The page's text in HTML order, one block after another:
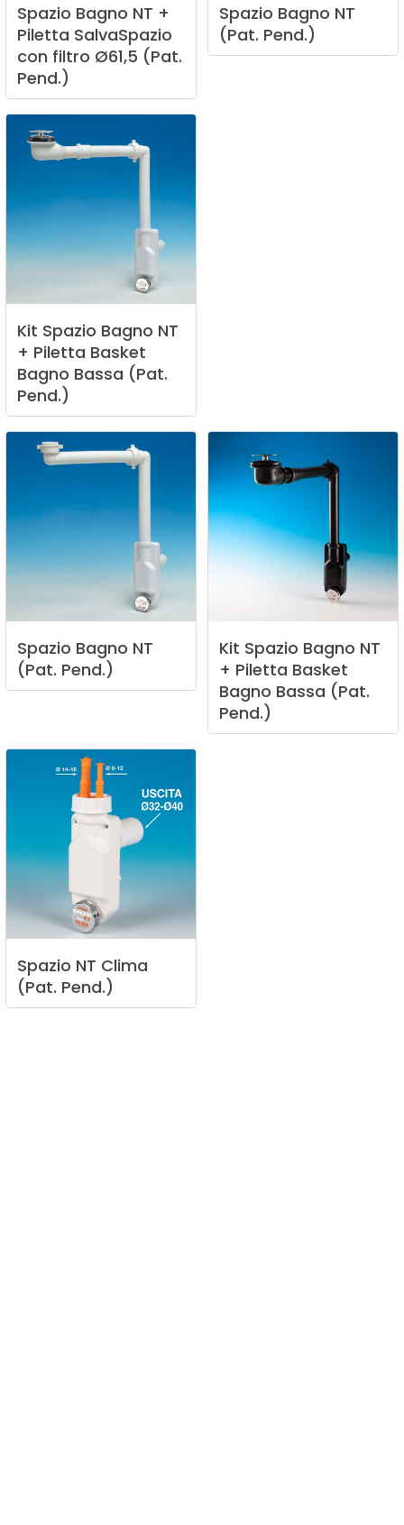
Spazio Bagno NT +
Piletta SalvaSpazio
con filtro Ø61,5 (Pat.
Pend.)
Spazio Bagno NT
(Pat. Pend.)
Kit Spazio Bagno NT
+ Piletta Basket
Bagno Bassa (Pat.
Pend.)
Spazio Bagno NT
(Pat. Pend.)
Kit Spazio Bagno NT
+ Piletta Basket
Bagno Bassa (Pat.
Pend.)
Spazio NT Clima
(Pat. Pend.)